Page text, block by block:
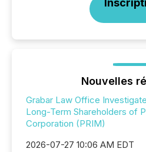
Nouvelles
Grabar Law Office
Long-Term Shareholders of
Corporation (PRIM)
2026-07-27 10:06 AM EDT